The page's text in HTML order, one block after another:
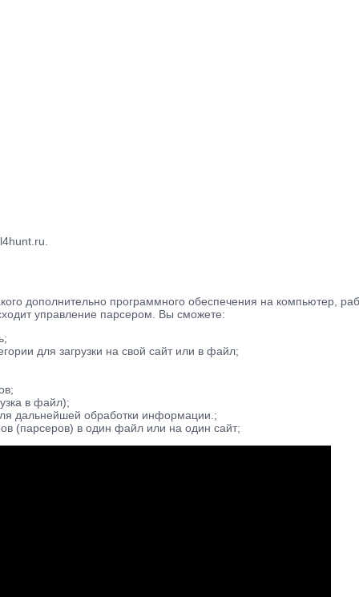
дополнительно программного обеспечения на компьютер,
управление парсером. Вы сможете:
для загрузки на свой сайт или в файл;
в файл);
дальнейшей обработки информации.;
(парсеров) в один файл или на один сайт;